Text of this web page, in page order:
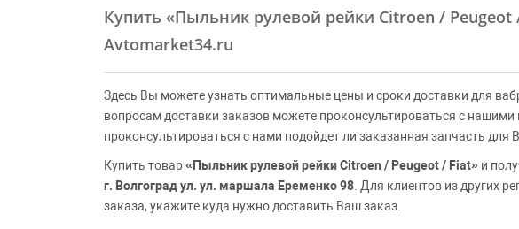
Купить «Пыльник рулевой рейки Citroen / Peugeot
Avtomarket34.ru
Здесь Вы можете узнать оптимальные цены и сроки доставки для
вопросам доставки заказов можете проконсультироваться с
проконсультироваться с нами подойдет ли заказанная запчасть для
Купить товар«Пыльник рулевой рейки Citroen / Peugeot / Fiat» и
г. Волгоград ул. ул. маршала Еременко 98 . Для клиентов из других
заказа, укажите куда нужно доставить Ваш заказ.